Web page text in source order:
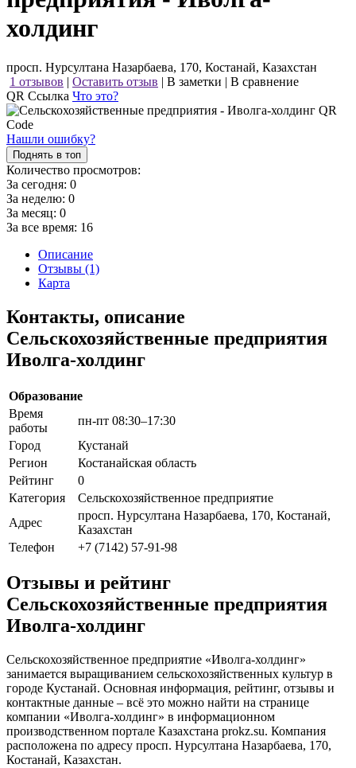
холдинг
просп. Нурсултана Назарбаева, 170, Костанай, Казахстан
1 отзывов | Оставить отзыв | В заметки | В сравнение
QR Ссылка Что это?
Нашли ошибку?
Поднять в топ
Количество просмотров:
За сегодня: 0
За неделю: 0
За месяц: 0
За все время: 16
Описание
Отзывы (1)
Карта
Контакты, описание
Сельскохозяйственные предприятия
Иволга-холдинг
Образование
Время
работы
пн-пт 08:30–17:30
Город
Кустанай
Регион
Костанайская область
Рейтинг
0
Категория
Сельскохозяйственное предприятие
Адрес
просп. Нурсултана Назарбаева, 170, Костанай,
Казахстан
Телефон
+7 (7142) 57-91-98
Отзывы и рейтинг
Сельскохозяйственные предприятия
Иволга-холдинг
Сельскохозяйственное предприятие «Иволга-холдинг»
занимается выращиванием сельскохозяйственных культур в
городе Кустанай. Основная информация, рейтинг, отзывы и
контактные данные – всё это можно найти на странице
компании «Иволга-холдинг» в информационном
производственном портале Казахстана prokz.su. Компания
расположена по адресу просп. Нурсултана Назарбаева, 170,
Костанай, Казахстан.